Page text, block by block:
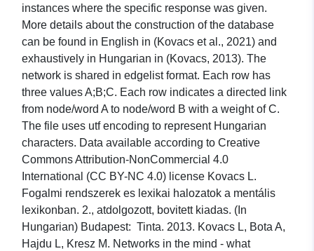
instances where the specific response was given.
More details about the construction of the database
can be found in English in (Kovacs et al., 2021) and
exhaustively in Hungarian in (Kovacs, 2013). The
network is shared in edgelist format. Each row has
three values A;B;C. Each row indicates a directed link
from node/word A to node/word B with a weight of C.
The file uses utf encoding to represent Hungarian
characters. Data available according to Creative
Commons Attribution-NonCommercial 4.0
International (CC BY-NC 4.0) license Kovacs L.
Fogalmi rendszerek es lexikai halozatok a mentális
lexikonban. 2., atdolgozott, bovitett kiadas. (In
Hungarian) Budapest: Tinta. 2013. Kovacs L, Bota A,
Hajdu L, Kresz M. Networks in the mind - what